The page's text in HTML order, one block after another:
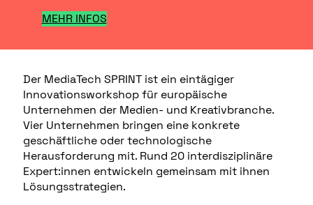
MEHR INFOS
Der MediaTech SPRINT ist ein eintägiger
Innovationsworkshop für europäische
Unternehmen der Medien- und Kreativbranche.
Vier Unternehmen bringen eine konkrete
geschäftliche oder technologische
Herausforderung mit. Rund 20 interdisziplinäre
Expert:innen entwickeln gemeinsam mit ihnen
Lösungsstrategien.